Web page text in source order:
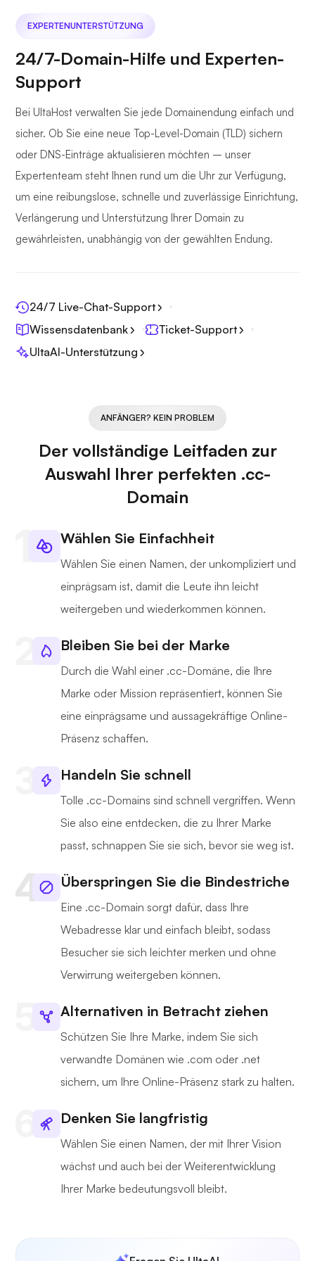
EXPERTENUNTERSTÜTZUNG
24/7-Domain-Hilfe und Experten-
Support
Bei UltaHost verwalten Sie jede Domainendung einfach und
sicher. Ob Sie eine neue Top-Level-Domain (TLD) sichern
oder DNS-Einträge aktualisieren möchten – unser
Expertenteam steht Ihnen rund um die Uhr zur Verfügung,
um eine reibungslose, schnelle und zuverlässige Einrichtung,
Verlängerung und Unterstützung Ihrer Domain zu
gewährleisten, unabhängig von der gewählten Endung.
24/7 Live-Chat-Support
Wissensdatenbank
Ticket-Support
UltaAI-Unterstützung
ANFÄNGER? KEIN PROBLEM
Der vollständige Leitfaden zur
Auswahl Ihrer perfekten .cc-
Domain
Wählen Sie Einfachheit
Wählen Sie einen Namen, der unkompliziert und
einprägsam ist, damit die Leute ihn leicht
weitergeben und wiederkommen können.
Bleiben Sie bei der Marke
Durch die Wahl einer .cc-Domäne, die Ihre
Marke oder Mission repräsentiert, können Sie
eine einprägsame und aussagekräftige Online-
Präsenz schaffen.
Handeln Sie schnell
Tolle .cc-Domains sind schnell vergriffen. Wenn
Sie also eine entdecken, die zu Ihrer Marke
passt, schnappen Sie sie sich, bevor sie weg ist.
Überspringen Sie die Bindestriche
Eine .cc-Domain sorgt dafür, dass Ihre
Webadresse klar und einfach bleibt, sodass
Besucher sie sich leichter merken und ohne
Verwirrung weitergeben können.
Alternativen in Betracht ziehen
Schützen Sie Ihre Marke, indem Sie sich
verwandte Domänen wie .com oder .net
sichern, um Ihre Online-Präsenz stark zu halten.
Denken Sie langfristig
Wählen Sie einen Namen, der mit Ihrer Vision
wächst und auch bei der Weiterentwicklung
Ihrer Marke bedeutungsvoll bleibt.